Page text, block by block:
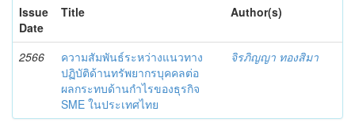
Issue
Date
Title Author(s)
2566
ความสัมพันธ์ระหว่างแนวทาง
ปฏิบัติด้านทรัพยากรบุคคลต่อ
ผลกระทบด้านกำไรของธุรกิจ
SME ในประเทศไทย
จิรภิญญา ทองสิมา